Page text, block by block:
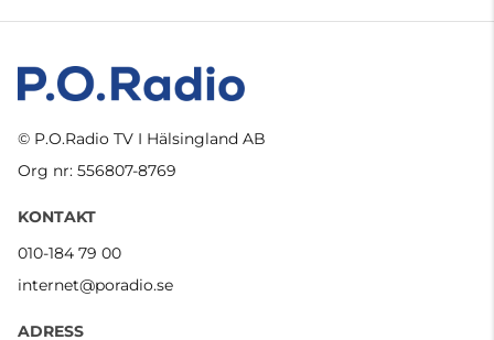
© P.O.Radio TV I Hälsingland AB
Org nr: 556807-8769
KONTAKT
010-184 79 00
internet@poradio.se
ADRESS